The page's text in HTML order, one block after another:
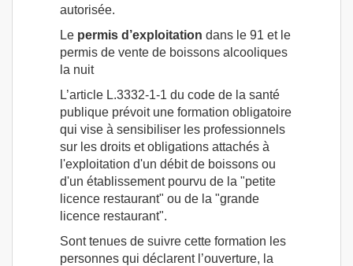
autorisée.
Le permis d’exploitation dans le 91 et le
permis de vente de boissons alcooliques
la nuit
L’article L.3332-1-1 du code de la santé
publique prévoit une formation obligatoire
qui vise à sensibiliser les professionnels
sur les droits et obligations attachés à
l'exploitation d'un débit de boissons ou
d'un établissement pourvu de la "petite
licence restaurant" ou de la "grande
licence restaurant".
Sont tenues de suivre cette formation les
personnes qui déclarent l’ouverture, la